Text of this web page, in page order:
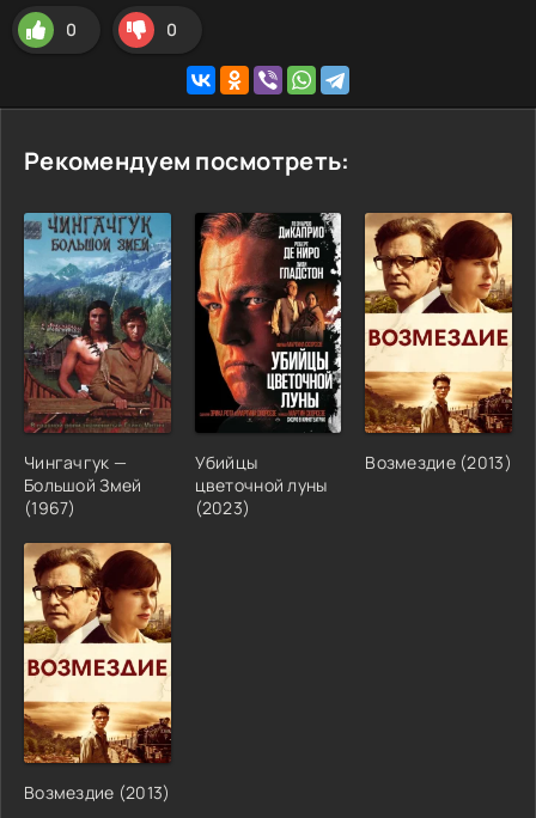
0 0
Рекомендуем посмотреть:
Чингачгук —
Большой Змей
(1967)
Убийцы
цветочной луны
(2023)
Возмездие (2013)
Возмездие (2013)